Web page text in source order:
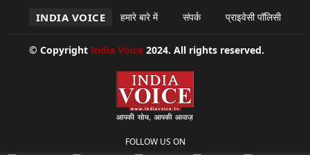
INDIA VOICE हमारे बारे में संपर्क प्राइवेसी पॉलिसी
© Copyright India Voice 2024. All rights reserved.
FOLLOW US ON